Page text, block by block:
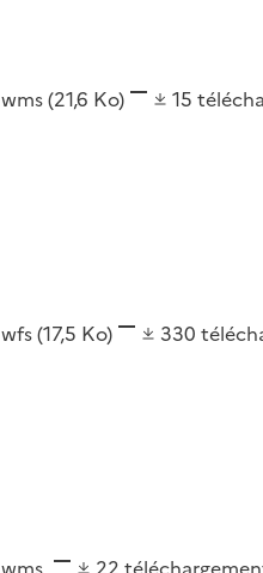
wms(21,6 Ko) 15
wfs(17,5 Ko) 330